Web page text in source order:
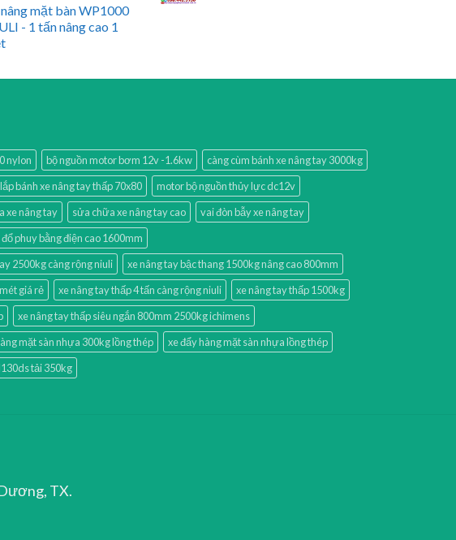
mặt bàn WP1000
- 1 tấn nâng cao 1
nylon bộ nguồn motor bơm 12v -1.6kw
càng cùm bánh xe nâng tay 3000kg
bánh xe nâng tay thấp 70x80
motor bộ nguồn thủy lực dc12v
xe nâng tay sửa chữa xe nâng tay cao
vai đòn bẫy xe nâng tay
phuy bằng điện cao 1600mm
2500kg càng rộng niuli
xe nâng tay bậc thang 1500kg nâng cao 800mm
giá rẻ xe nâng tay thấp 4 tấn càng rộng niuli
xe nâng tay thấp 1500kg
xe nâng tay thấp siêu ngắn 800mm 2500kg ichimens
mặt sàn nhựa 300kg lồng thép
xe đẩy hàng mặt sàn nhựa lồng thép
tải 350kg
TX.